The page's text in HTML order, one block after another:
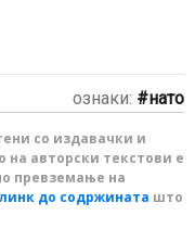
ознаки: нато
со издавачки и
авторски текстови е
превземање на
до содржината што